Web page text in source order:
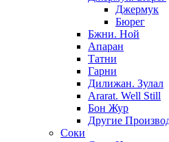
Джермук
Бюрег
Бжни. Ной
Апаран
Татни
Гарни
Дилижан. Зулал
Ararat. Well Still
Бон Жур
Другие
Соки